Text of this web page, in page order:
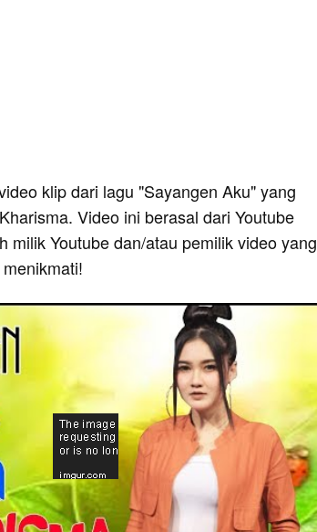
klip dari lagu "Sayangen Aku" yang
Video ini berasal dari Youtube
milik Youtube dan/atau pemilik video yang